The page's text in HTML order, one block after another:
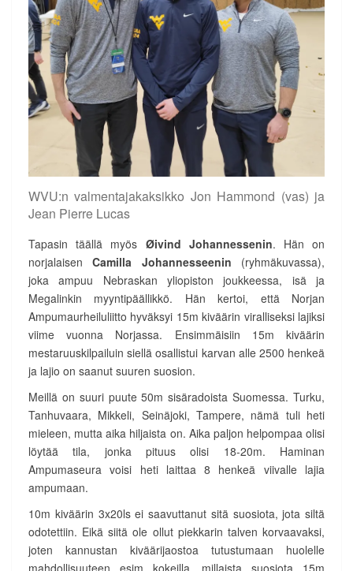
WVU:n valmentajakaksikko Jon Hammond (vas) ja
Jean Pierre Lucas
Tapasin täällä myös Øivind Johannessenin. Hän on
norjalaisenCamilla Johannesseenin (ryhmäkuvassa),
joka ampuu Nebraskan yliopiston joukkeessa, isä ja
Megalinkin myyntipäällikkö. Hän kertoi, että Norjan
Ampumaurheiluliitto hyväksyi 15m kiväärin viralliseksi lajiksi
viime vuonna Norjassa. Ensimmäisiin 15m kiväärin
mestaruuskilpailuin siellä osallistui karvan alle 2500 henkeä
ja lajio on saanut suuren suosion.
Meillä on suuri puute 50m sisäradoista Suomessa. Turku,
Tanhuvaara, Mikkeli, Seinäjoki, Tampere, nämä tuli heti
mieleen, mutta aika hiljaista on. Aika paljon helpompaa olisi
löytää tila, jonka pituus olisi 18-20m. Haminan
Ampumaseura voisi heti laittaa 8 henkeä viivalle lajia
ampumaan.
10m kiväärin 3x20ls ei saavuttanut sitä suosiota, jota siltä
odotettiin. Eikä siitä ole ollut piekkarin talven korvaavaksi,
joten kannustan kiväärijaostoa tutustumaan huolelle